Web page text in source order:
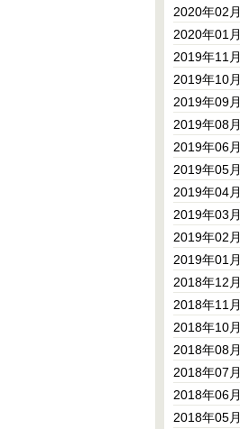
2020年02月
2020年01月
2019年11月
2019年10月
2019年09月
2019年08月
2019年06月
2019年05月
2019年04月
2019年03月
2019年02月
2019年01月
2018年12月
2018年11月
2018年10月
2018年08月
2018年07月
2018年06月
2018年05月